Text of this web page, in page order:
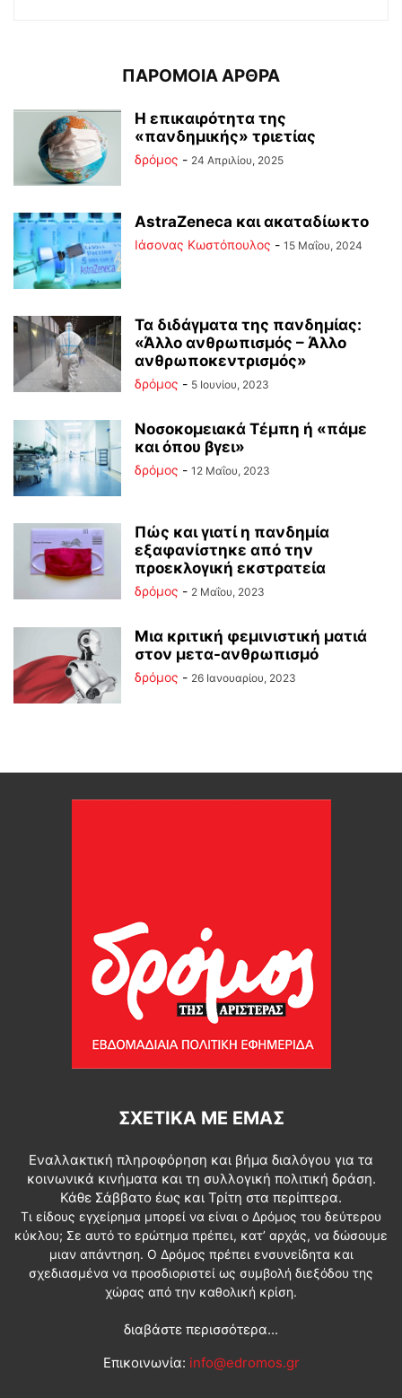
ΠΑΡΟΜΟΙΑ ΑΡΘΡΑ
Η επικαιρότητα της
«πανδημικής» τριετίας
δρόμος - 24 Απριλίου, 2025
AstraZeneca και ακαταδίωκτο
Ιάσονας Κωστόπουλος - 15 Μαΐου, 2024
Τα διδάγματα της πανδημίας:
«Άλλο ανθρωπισμός – Άλλο
ανθρωποκεντρισμός»
δρόμος - 5 Ιουνίου, 2023
Νοσοκομειακά Τέμπη ή «πάμε
και όπου βγει»
δρόμος - 12 Μαΐου, 2023
Πώς και γιατί η πανδημία
εξαφανίστηκε από την
προεκλογική εκστρατεία
δρόμος - 2 Μαΐου, 2023
Μια κριτική φεμινιστική ματιά
στον μετα-ανθρωπισμό
δρόμος - 26 Ιανουαρίου, 2023
ΣΧΕΤΙΚΆ ΜΕ ΕΜΆΣ
Εναλλακτική πληροφόρηση και βήμα διαλόγου για τα
κοινωνικά κινήματα και τη συλλογική πολιτική δράση.
Κάθε Σάββατο έως και Τρίτη στα περίπτερα.
Τι είδους εγχείρημα μπορεί να είναι ο Δρόμος του δεύτερου
κύκλου; Σε αυτό το ερώτημα πρέπει, κατ’ αρχάς, να δώσουμε
μιαν απάντηση. Ο Δρόμος πρέπει ενσυνείδητα και
σχεδιασμένα να προσδιοριστεί ως συμβολή διεξόδου της
χώρας από την καθολική κρίση.
διαβάστε περισσότερα...
Επικοινωνία: info@edromos.gr